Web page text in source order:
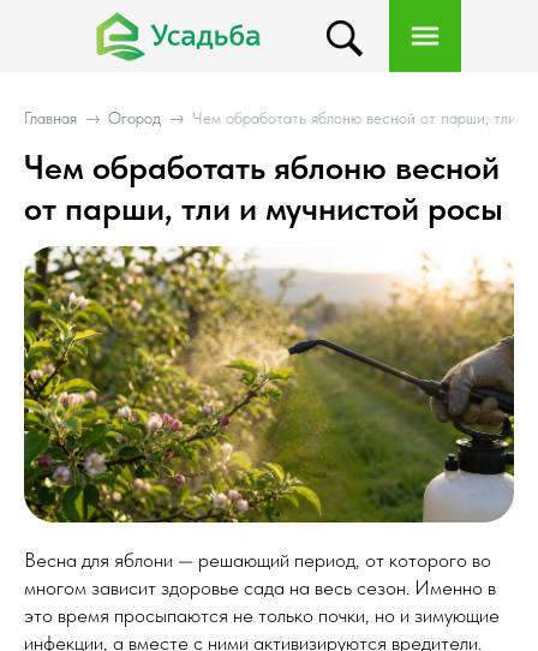
Главная → Огород → Чем обработать яблоню весной от парши, тли и
Чем обработать яблоню весной
от парши, тли и мучнистой росы
Весна для яблони — решающий период, от которого во
многом зависит здоровье сада на весь сезон. Именно в
это время просыпаются не только почки, но и зимующие
инфекции, а вместе с ними активизируются вредители.